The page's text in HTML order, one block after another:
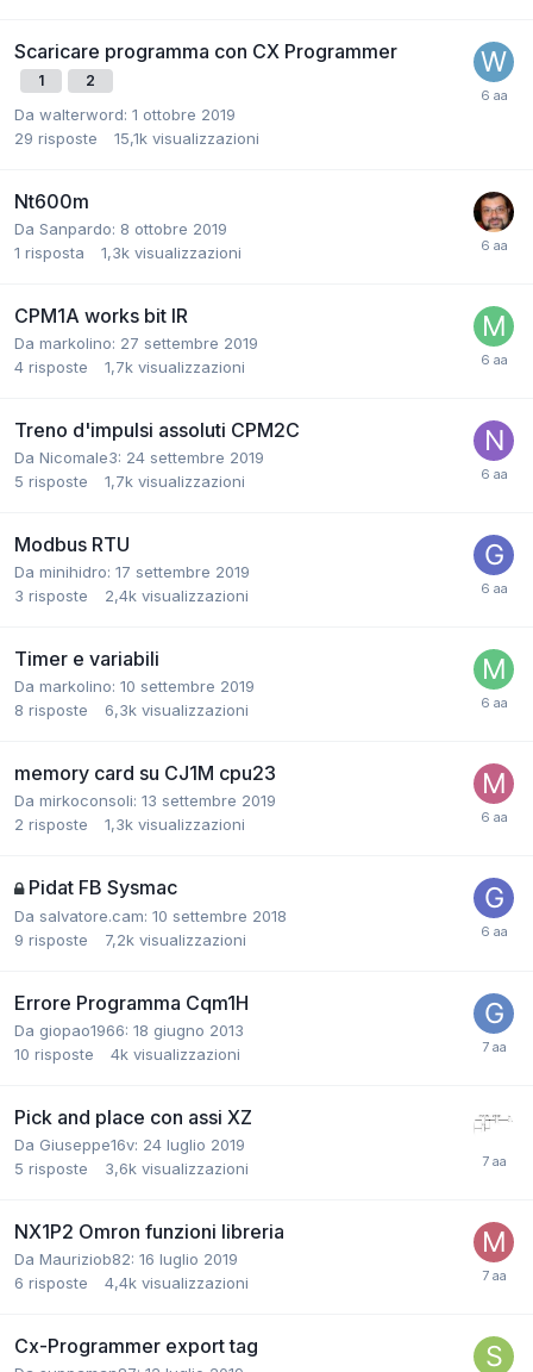
Scaricare programma con CX Programmer
1 2
Da walterword: 1 ottobre 2019
29 risposte 15,1k visualizzazioni
Nt600m
Da Sanpardo: 8 ottobre 2019
1 risposta 1,3k visualizzazioni
CPM1A works bit IR
Da markolino: 27 settembre 2019
4 risposte 1,7k visualizzazioni
Treno d'impulsi assoluti CPM2C
Da Nicomale3: 24 settembre 2019
5 risposte 1,7k visualizzazioni
Modbus RTU
Da minihidro: 17 settembre 2019
3 risposte 2,4k visualizzazioni
Timer e variabili
Da markolino: 10 settembre 2019
8 risposte 6,3k visualizzazioni
memory card su CJ1M cpu23
Da mirkoconsoli: 13 settembre 2019
2 risposte 1,3k visualizzazioni
Pidat FB Sysmac
Da salvatore.cam: 10 settembre 2018
9 risposte 7,2k visualizzazioni
Errore Programma Cqm1H
Da giopao1966: 18 giugno 2013
10 risposte 4k visualizzazioni
Pick and place con assi XZ
Da Giuseppe16v: 24 luglio 2019
5 risposte 3,6k visualizzazioni
NX1P2 Omron funzioni libreria
Da Mauriziob82: 16 luglio 2019
6 risposte 4,4k visualizzazioni
Cx-Programmer export tag